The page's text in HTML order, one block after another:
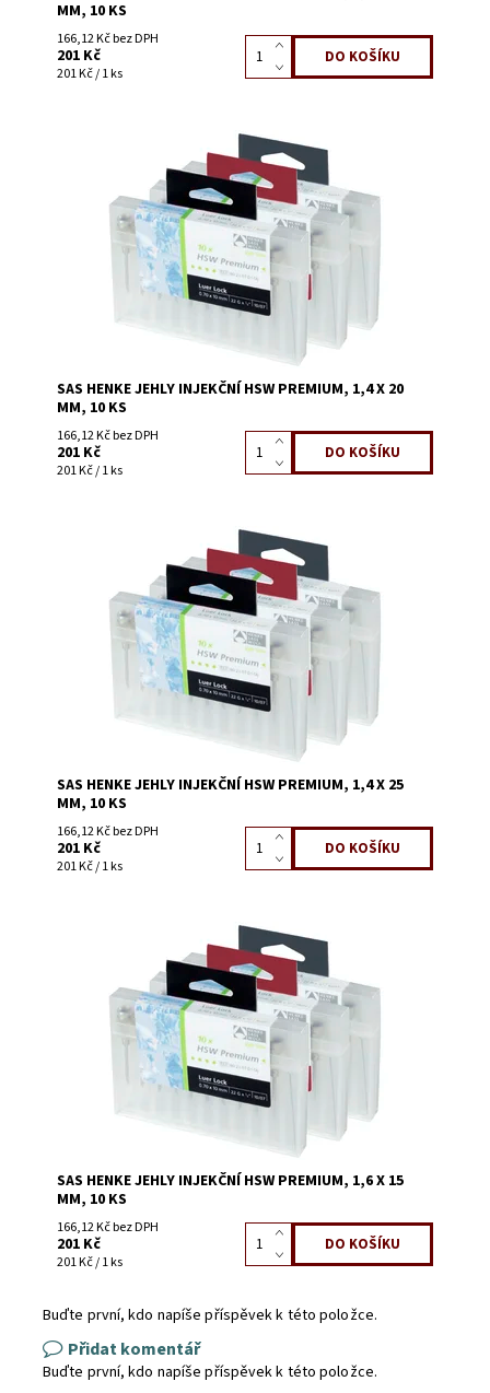
MM, 10 KS
166,12 Kč bez DPH
201 Kč
201 Kč / 1 ks
Skladem 73
1447V
SAS HENKE JEHLY INJEKČNÍ HSW PREMIUM, 1,4 X 20
MM, 10 KS
166,12 Kč bez DPH
201 Kč
201 Kč / 1 ks
Skladem 17
1449H
SAS HENKE JEHLY INJEKČNÍ HSW PREMIUM, 1,4 X 25
MM, 10 KS
166,12 Kč bez DPH
201 Kč
201 Kč / 1 ks
Skladem 11
1447J
SAS HENKE JEHLY INJEKČNÍ HSW PREMIUM, 1,6 X 15
MM, 10 KS
166,12 Kč bez DPH
201 Kč
201 Kč / 1 ks
Buďte první, kdo napíše příspěvek k této položce.
Přidat komentář
Buďte první, kdo napíše příspěvek k této položce.